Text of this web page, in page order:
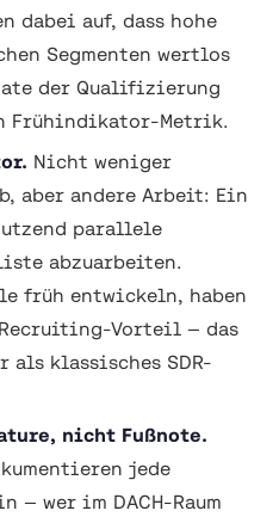
dabei auf, dass hohe
Segmenten wertlos
der Qualifizierung
Frühindikator-Metrik.
Nicht weniger
aber andere Arbeit: Ein
parallele
abzuarbeiten.
früh entwickeln, haben
Vorteil — das
klassisches SDR-
nicht Fußnote.
jede
— wer im DACH-Raum